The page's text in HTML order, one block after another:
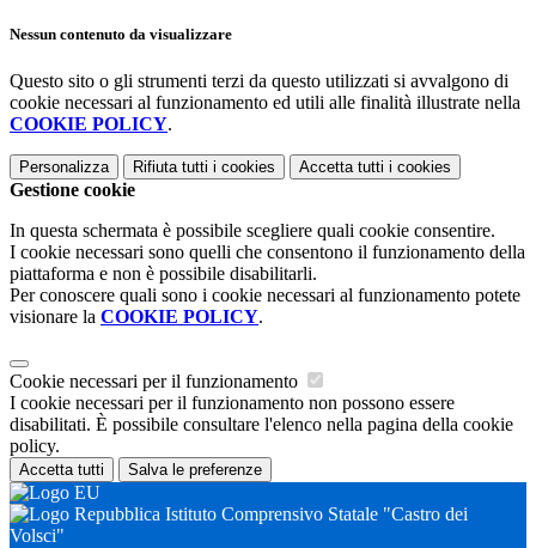
Nessun contenuto da visualizzare
Questo sito o gli strumenti terzi da questo utilizzati si avvalgono di
cookie necessari al funzionamento ed utili alle finalità illustrate nella
COOKIE POLICY.
Personalizza Rifiuta tutti i cookies Accetta tutti i cookies
Gestione cookie
In questa schermata è possibile scegliere quali cookie consentire.
I cookie necessari sono quelli che consentono il funzionamento della
piattaforma e non è possibile disabilitarli.
Per conoscere quali sono i cookie necessari al funzionamento potete
visionare la COOKIE POLICY.
Cookie necessari per il funzionamento
I cookie necessari per il funzionamento non possono essere
disabilitati. È possibile consultare l'elenco nella pagina della cookie
policy.
Accetta tutti Salva le preferenze
Istituto Comprensivo Statale "Castro dei
Volsci"